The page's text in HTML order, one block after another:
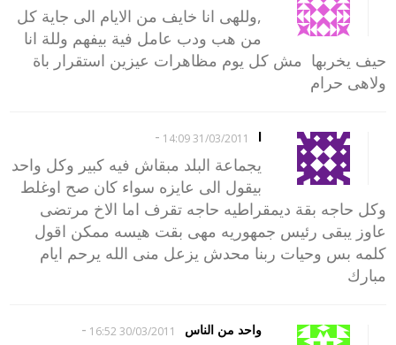
,وللهى انا خايف من الايام الى جاية كل
من هب ودب عامل فية بيفهم وللة انا
حيف يخربها مش كل يوم مظاهرات عيزين استقرار باة
ولاهى حرام
l
31/03/2011 14:09
-
يجماعة البلد مبقاش فيه كبير وكل واحد
بيقول الى عايزه سواء كان صح اوغلط
وكل حاجه بقة ديمقراطيه حاجه تقرف اما الاخ مرتضى
عاوز يبقى رئيس جمهوريه مهى بقت هيسه ممكن اقول
كلمه بس وحيات ربنا محدش يزعل منى الله يرحم ايام
مبارك
واحد من الناس 30/03/2011 16:52
-